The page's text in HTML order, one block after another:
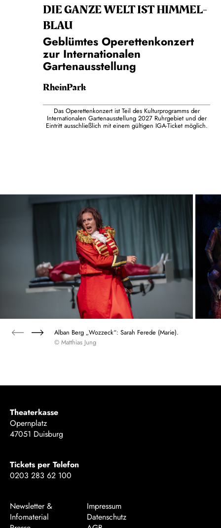
DIE GANZE WELT IST HIMMEL­
BLAU
Geblümtes Operettenkonzert
zur Internationalen
Gartenausstellung
RheinPark
Das Operettenkonzert ist Teil des Kulturprogramms der
Internationalen Gartenausstellung 2027 Ruhrgebiet und der
Eintritt ausschließlich mit einem gültigen IGA-Ticket möglich.
Alban Berg „Wozzeck“: Sarah Ferede (Marie).
© Matthias Jung
Theaterkasse
Opernplatz
47051 Duisburg
Tickets per Telefon
0203 283 62 100
Newsletter &
Infomaterial
Impressum
Datenschutz